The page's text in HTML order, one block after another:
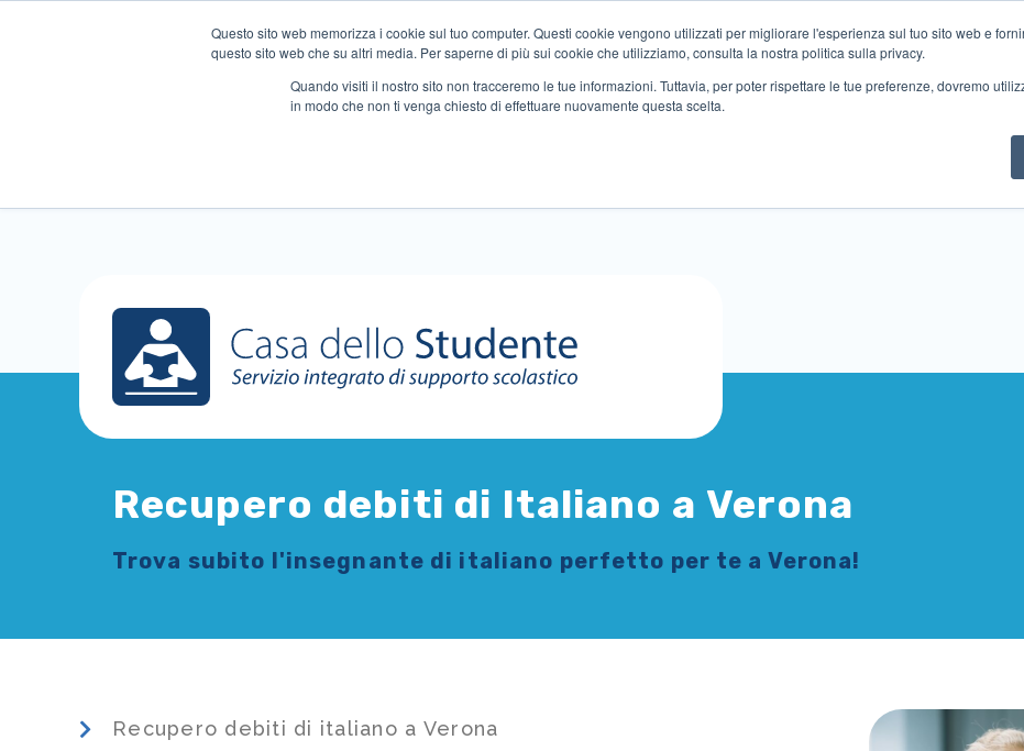
Questo sito web memorizza i cookie sul tuo computer. Questi cookie vengono utilizzati per migliorare l'esperienza sul tuo sito web e
questo sito web che su altri media. Per saperne di più sui cookie che utilizziamo, consulta la nostra politica sulla privacy.
Quando visiti il ​​nostro sito non tracceremo le tue informazioni. Tuttavia, per poter rispettare le tue preferenze, dovremo
in modo che non ti venga chiesto di effettuare nuovamente questa scelta.
Recupero debiti di Italiano a Verona
Trova subito l'insegnante di italiano perfetto per te a Verona!
Recupero debiti di italiano a Verona